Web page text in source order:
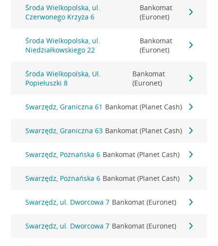
Środa Wielkopolska, ul.
Czerwonego Krzyża 6
Bankomat
(Euronet)
Środa Wielkopolska, ul.
Niedziałkowskiego 22
Bankomat
(Euronet)
Środa Wielkopolska, Ul.
Popiełuszki 8
Bankomat
(Euronet)
Swarzędz, Graniczna 61 Bankomat (Planet Cash)
Swarzędz, Graniczna 63 Bankomat (Planet Cash)
Swarzędz, Poznańska 6 Bankomat (Planet Cash)
Swarzędz, Poznańska 6 Bankomat (Planet Cash)
Swarzędz, ul. Dworcowa 7 Bankomat (Euronet)
Swarzędz, ul. Dworcowa 7 Bankomat (Euronet)